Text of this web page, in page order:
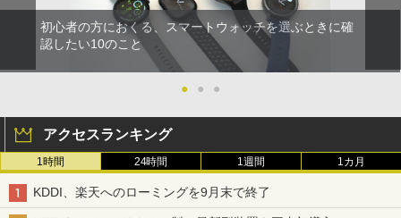
初心者の方におくる、スマートウォッチを選ぶときに確
認したい10のこと
● ● ●
アクセスランキング
1時間 24時間 1週間 1カ月
KDDI、楽天へのローミングを9月末で終了